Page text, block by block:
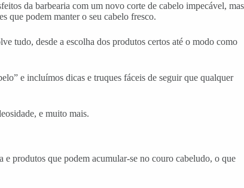
da barbearia com um novo corte de cabelo impecável, mas
que podem manter o seu cabelo fresco.
tudo, desde a escolha dos produtos certos até o modo como
e incluímos dicas e truques fáceis de seguir que qualquer
e muito mais.
e produtos que podem acumular-se no couro cabeludo, o que